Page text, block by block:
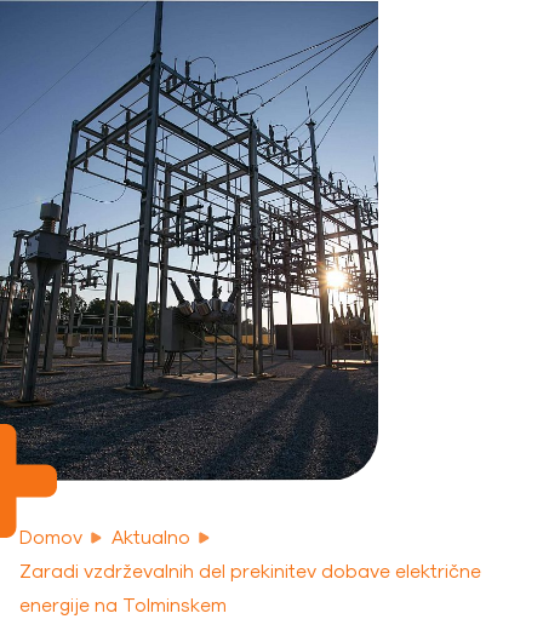
Domov
Aktualno
Zaradi vzdrževalnih del prekinitev dobave električne
energije na Tolminskem